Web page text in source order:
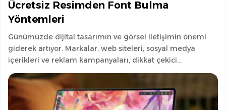
Ücretsiz Resimden Font Bulma
Yöntemleri
Günümüzde dijital tasarımın ve görsel iletişimin önemi
giderek artıyor. Markalar, web siteleri, sosyal medya
içerikleri ve reklam kampanyaları, dikkat çekici…